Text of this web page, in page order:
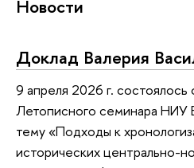
Новости
Доклад Валерия
9 апреля 2026 г.
Летописного семинара
тему «Подходы к
исторических центрально-